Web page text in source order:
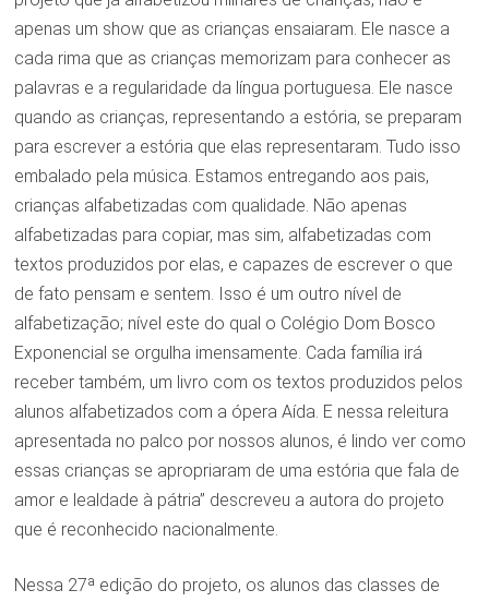
apenas um show que as crianças ensaiaram. Ele nasce a
cada rima que as crianças memorizam para conhecer as
palavras e a regularidade da língua portuguesa. Ele nasce
quando as crianças, representando a estória, se preparam
para escrever a estória que elas representaram. Tudo isso
embalado pela música. Estamos entregando aos pais,
crianças alfabetizadas com qualidade. Não apenas
alfabetizadas para copiar, mas sim, alfabetizadas com
textos produzidos por elas, e capazes de escrever o que
de fato pensam e sentem. Isso é um outro nível de
alfabetização; nível este do qual o Colégio Dom Bosco
Exponencial se orgulha imensamente. Cada família irá
receber também, um livro com os textos produzidos pelos
alunos alfabetizados com a ópera Aída. E nessa releitura
apresentada no palco por nossos alunos, é lindo ver como
essas crianças se apropriaram de uma estória que fala de
amor e lealdade à pátria” descreveu a autora do projeto
que é reconhecido nacionalmente.
Nessa 27ª edição do projeto, os alunos das classes de